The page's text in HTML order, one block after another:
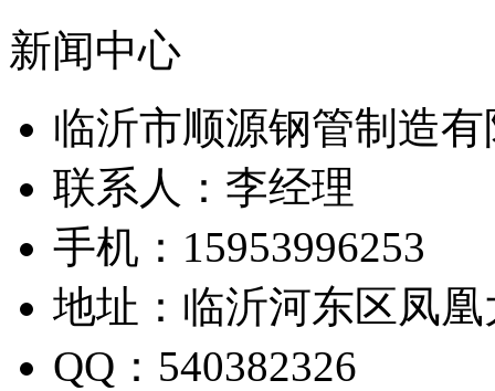
新闻中心
临沂市顺源钢管制造
联系人：李经理
手机：15953996253
地址：临沂河东区凤凰
QQ：540382326